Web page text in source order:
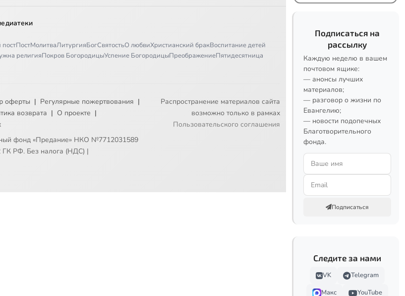
ПостМолитваЛитургияБогСвятостьО любвиХристианский бракВоспитание детей
религияПокров БогородицыУспение БогородицыПреображениеПятидесятница
оферты | Регулярные пожертвования |
возврата | О проекте |
фонд «Предание» НКО №7712031589
ГК РФ. Без налога (НДС) |
Распространение материалов сайта
возможно только в рамках
Пользовательского соглашения
Подписаться на
рассылку
Каждую неделю в вашем
почтовом ящике:
— анонсы лучших
материалов;
— разговор о жизни по
Евангелию;
— новости подопечных
Благотворительного
фонда.
Подписаться
Следите за нами
VK
Telegram
Макс
YouTube